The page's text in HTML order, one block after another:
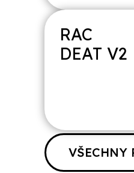
RAC
DEAT V2
VŠECHNY